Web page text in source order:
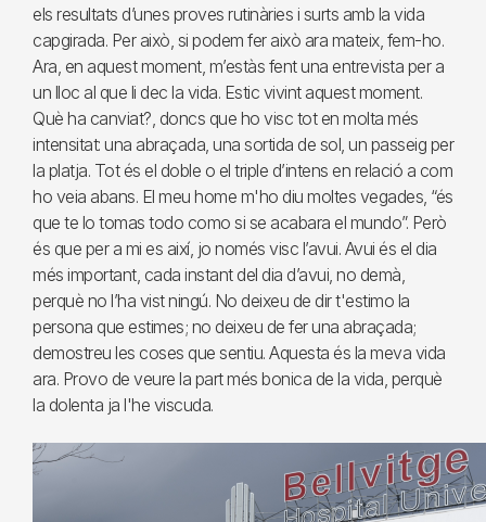
els resultats d’unes proves rutinàries i surts amb la vida
capgirada. Per això, si podem fer això ara mateix, fem-ho.
Ara, en aquest moment, m’estàs fent una entrevista per a
un lloc al que li dec la vida. Estic vivint aquest moment.
Què ha canviat?, doncs que ho visc tot en molta més
intensitat: una abraçada, una sortida de sol, un passeig per
la platja. Tot és el doble o el triple d’intens en relació a com
ho veia abans. El meu home m'ho diu moltes vegades, “és
que te lo tomas todo como si se acabara el mundo”. Però
és que per a mi es així, jo només visc l’avui. Avui és el dia
més important, cada instant del dia d’avui, no demà,
perquè no l’ha vist ningú. No deixeu de dir t'estimo la
persona que estimes; no deixeu de fer una abraçada;
demostreu les coses que sentiu. Aquesta és la meva vida
ara. Provo de veure la part més bonica de la vida, perquè
la dolenta ja l'he viscuda.